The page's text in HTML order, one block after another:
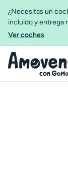
¿Necesitas un
incluido y entrega
Ver coches